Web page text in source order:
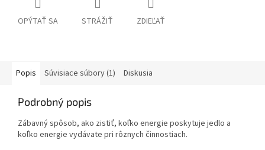
OPÝTAŤ SA STRÁŽIŤ ZDIEĽAŤ
Popis Súvisiace súbory (1) Diskusia
Podrobný popis
Zábavný spôsob, ako zistiť, koľko energie poskytuje jedlo a
koľko energie vydávate pri rôznych činnostiach.